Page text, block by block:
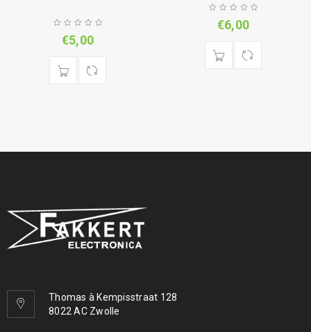
€5,00
€6,00
Thomas à Kempisstraat 128
8022 AC Zwolle